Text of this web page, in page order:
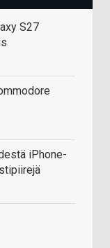
S27
iPhone-